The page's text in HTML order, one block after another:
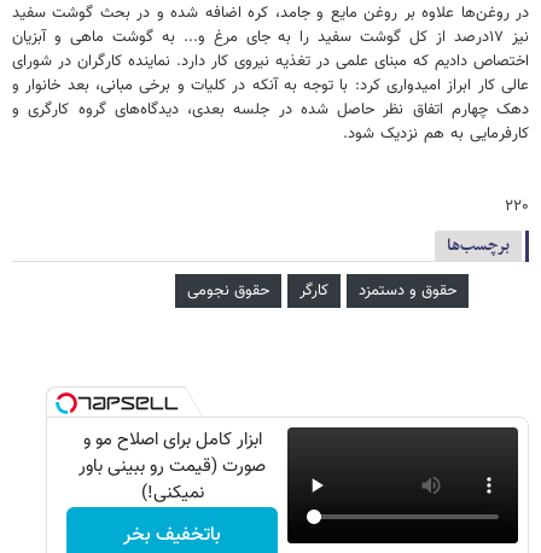
در روغن‌ها علاوه بر روغن مایع و جامد، کره اضافه شده و در بحث گوشت سفید
نیز ۱۷درصد از کل گوشت سفید را به جای مرغ و... به گوشت ماهی و آبزیان
اختصاص دادیم که مبنای علمی در تغذیه نیروی کار دارد. نماینده کارگران در شورای
عالی کار ابراز امیدواری کرد: با توجه به آنکه در کلیات و برخی مبانی،‌ بعد خانوار و
دهک چهارم اتفاق نظر حاصل شده در جلسه بعدی، دیدگاه‌های گروه کارگری و
کارفرمایی به هم نزدیک شود.
۲۲۰
برچسب‌ها
حقوق و دستمزد کارگر حقوق نجومی
ابزار کامل برای اصلاح مو و
صورت (قیمت رو ببینی باور
نمیکنی!)
باتخفیف بخر